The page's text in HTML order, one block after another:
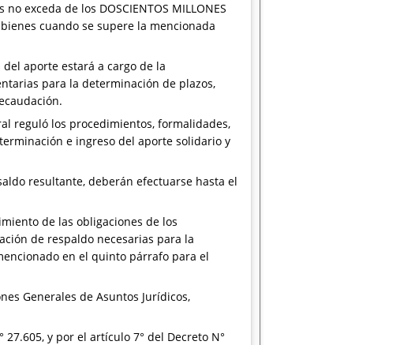
exceda de los DOSCIENTOS MILLONES
cuando se supere la mencionada
aporte estará a cargo de la
para la determinación de plazos,
reguló los procedimientos, formalidades,
e ingreso del aporte solidario y
resultante, deberán efectuarse hasta el
de las obligaciones de los
de respaldo necesarias para la
en el quinto párrafo para el
Generales de Asuntos Jurídicos,
y por el artículo 7° del Decreto N°